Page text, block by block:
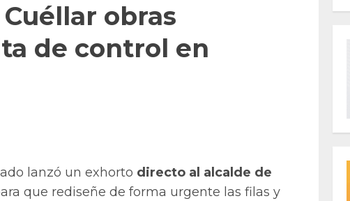
obras
de control en
lanzó un exhorto directo al alcalde de
que rediseñe de forma urgente las filas y